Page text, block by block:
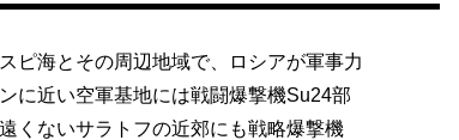
ピ海とその周辺地域で、ロシアが軍事力
に近い空軍基地には戦闘爆撃機Su24部
くないサラトフの近郊にも戦略爆撃機